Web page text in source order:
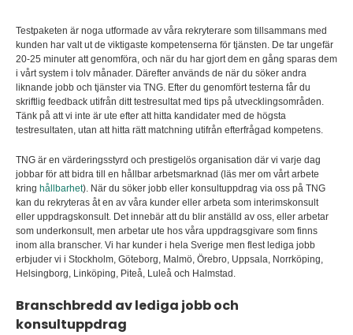
Testpaketen är noga utformade av våra rekryterare som tillsammans med
kunden har valt ut de viktigaste kompetenserna för tjänsten. De tar ungefär
20-25 minuter att genomföra, och när du har gjort dem en gång sparas dem
i vårt system i tolv månader. Därefter används de när du söker andra
liknande jobb och tjänster via TNG. Efter du genomfört testerna får du
skriftlig feedback utifrån ditt testresultat med tips på utvecklingsområden.
Tänk på att vi inte är ute efter att hitta kandidater med de högsta
testresultaten, utan att hitta rätt matchning utifrån efterfrågad kompetens.
TNG är en värderingsstyrd och prestigelös organisation där vi varje dag
jobbar för att bidra till en hållbar arbetsmarknad (läs mer om vårt arbete
kring hållbarhet). När du söker jobb eller konsultuppdrag via oss på TNG
kan du rekryteras åt en av våra kunder eller arbeta som interimskonsult
eller uppdragskonsult. Det innebär att du blir anställd av oss, eller arbetar
som underkonsult, men arbetar ute hos våra uppdragsgivare som finns
inom alla branscher. Vi har kunder i hela Sverige men flest lediga jobb
erbjuder vi i Stockholm, Göteborg, Malmö, Örebro, Uppsala, Norrköping,
Helsingborg, Linköping, Piteå, Luleå och Halmstad.
Branschbredd av lediga jobb och
konsultuppdrag